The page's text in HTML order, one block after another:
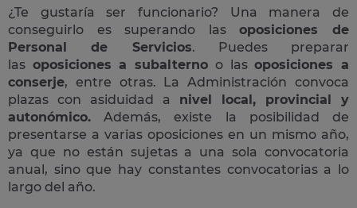
¿Te gustaría ser funcionario? Una manera de
conseguirlo es superando lasoposiciones de
Personal de Servicios. Puedes preparar
las oposiciones a subalterno o lasoposiciones a
conserje, entre otras. La Administración convoca
plazas con asiduidad a nivel local, provincial y
autonómico. Además, existe la posibilidad de
presentarse a varias oposiciones en un mismo año,
ya que no están sujetas a una sola convocatoria
anual, sino que hay constantes convocatorias a lo
largo del año.